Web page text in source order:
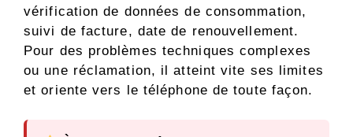
vérification de données de consommation,
suivi de facture, date de renouvellement.
Pour des problèmes techniques complexes
ou une réclamation, il atteint vite ses limites
et oriente vers le téléphone de toute façon.